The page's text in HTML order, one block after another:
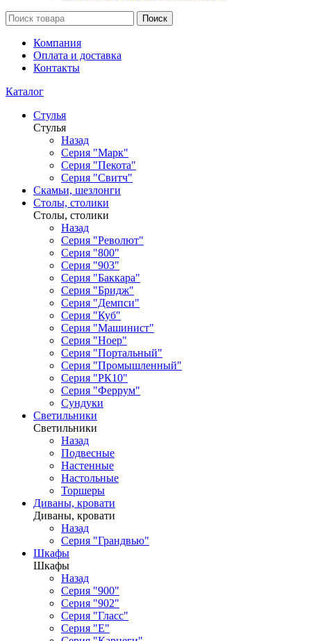
Поиск
Компания
Оплата и доставка
Контакты
Каталог
Стулья
Стулья
Назад
Серия "Марк"
Серия "Пекота"
Серия "Свитч"
Скамьи, шезлонги
Столы, столики
Столы, столики
Назад
Серия "Револют"
Серия "800"
Серия "903"
Серия "Баккара"
Серия "Бридж"
Серия "Демпси"
Серия "Куб"
Серия "Машинист"
Серия "Ноер"
Серия "Портальный"
Серия "Промышленный"
Серия "РК10"
Серия "Феррум"
Сундуки
Светильники
Светильники
Назад
Подвесные
Настенные
Настольные
Торшеры
Диваны, кровати
Диваны, кровати
Назад
Серия "Грандвью"
Шкафы
Шкафы
Назад
Серия "900"
Серия "902"
Серия "Гласс"
Серия "Е"